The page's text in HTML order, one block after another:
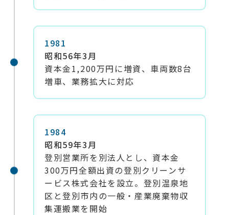
1981
昭和56年3月
資本金1,200万円に増資、車両数8台
増車、業務拡大に対応
1984
昭和59年3月
登別営業所を別法人とし、資本金
300万円全額出資の登別クリーンサ
ービス株式会社を設立。登別温泉地
区と登別市内の一般・産業廃棄物収
集運搬業を開始